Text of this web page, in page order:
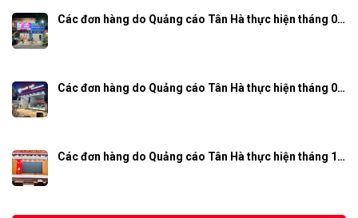
Các đơn hàng do Quảng cáo Tân Hà thực hiện tháng 0…
Các đơn hàng do Quảng cáo Tân Hà thực hiện tháng 0…
Các đơn hàng do Quảng cáo Tân Hà thực hiện tháng 1…